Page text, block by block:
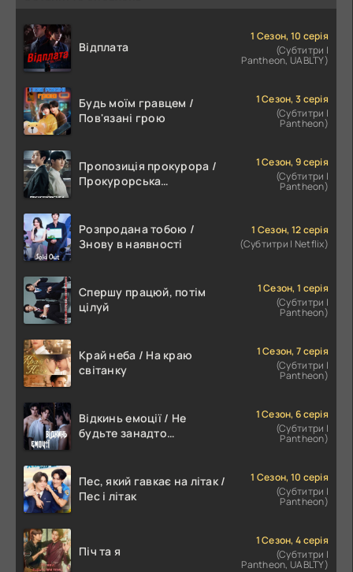
Відплата
1 Сезон, 10 серія
(Субтитри |
Pantheon, UABLTY)
Будь моїм гравцем /
Пов'язані грою
1 Сезон, 3 серія
(Субтитри |
Pantheon)
Пропозиція прокурора /
Прокурорська
1 Сезон, 9 серія
(Субтитри |
Pantheon)
Розпродана тобою /
Знову в наявності
1 Сезон, 12 серія
(Субтитри | Netflix)
Спершу працюй, потім
цілуй
1 Сезон, 1 серія
(Субтитри |
Pantheon)
Край неба / На краю
світанку
1 Сезон, 7 серія
(Субтитри |
Pantheon)
Відкинь емоції / Не
будьте занадто
1 Сезон, 6 серія
(Субтитри |
Pantheon)
Пес, який гавкає на літак /
Пес і літак
1 Сезон, 10 серія
(Субтитри |
Pantheon)
Піч та я
1 Сезон, 4 серія
(Субтитри |
Pantheon, UABLTY)